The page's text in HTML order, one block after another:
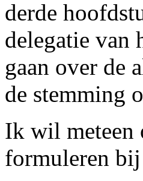
derde
delegatie van
gaan over de
de stemming
Ik wil meteen
formuleren